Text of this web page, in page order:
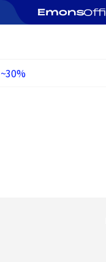
여름정기행사